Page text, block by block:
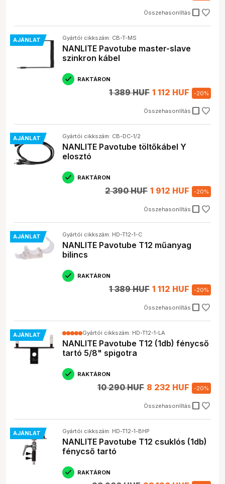
Összehasonlítás check_box_outline_blank
AJÁNLAT Gyártói cikkszám: CB-T-MS
NANLITE Pavotube master-slave
szinkron kábel
RAKTÁRON
Összehasonlítás check_box_outline_blank
1 389 HUF 1 112 HUF -20%
AJÁNLAT Gyártói cikkszám: CB-DC-1/2
NANLITE Pavotube töltőkábel Y
elosztó
RAKTÁRON
Összehasonlítás check_box_outline_blank
2 390 HUF 1 912 HUF -20%
AJÁNLAT Gyártói cikkszám: HD-T12-1-C
NANLITE Pavotube T12 műanyag
bilincs
RAKTÁRON
Összehasonlítás check_box_outline_blank
1 389 HUF 1 112 HUF -20%
AJÁNLAT Gyártói cikkszám: HD-T12-1-LA
NANLITE Pavotube T12 (1db) fénycső
tartó 5/8" spigotra
RAKTÁRON
Összehasonlítás check_box_outline_blank
10 290 HUF 8 232 HUF -20%
AJÁNLAT Gyártói cikkszám: HD-T12-1-BHP
NANLITE Pavotube T12 csuklós (1db)
fénycső tartó
RAKTÁRON